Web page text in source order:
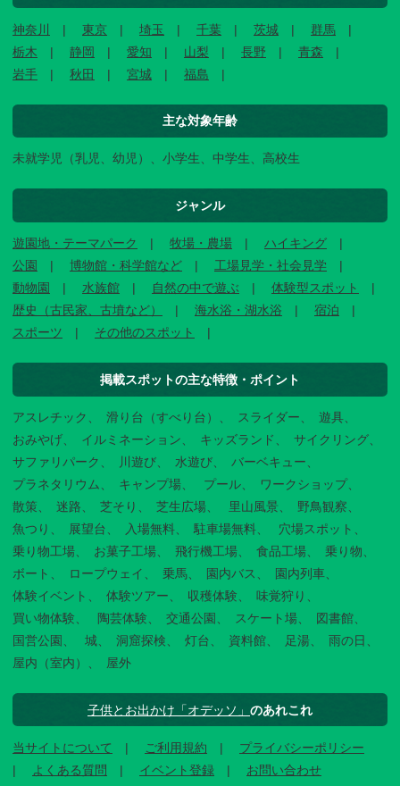
神奈川 東京 埼玉 千葉 茨城
群馬
栃木
静岡 愛知 山梨 長野
青森
岩手
秋田 宮城 福島
主な対象年齢
未就学児（乳児、幼児）、小学生、中学生、高校生
ジャンル
遊園地・テーマパーク 牧場・農場
ハイキング
公園
博物館・科学館など
工場見学・社会見学
動物園
水族館 自然の中で遊ぶ
体験型スポット
歴史（古民家、古墳など）
海水浴・湖水浴
宿泊
スポーツ
その他のスポット
掲載スポットの主な特徴・ポイント
アスレチック 滑り台（すべり台） スライダー
遊具
おみやげ
イルミネーション キッズランド
サイクリング
サファリパーク
川遊び 水遊び
バーベキュー
プラネタリウム
キャンプ場 プール
ワークショップ
散策
迷路 芝そり 芝生広場 里山風景
野鳥観察
魚つり
展望台 入場無料 駐車場無料
穴場スポット
乗り物工場
お菓子工場 飛行機工場 食品工場
乗り物
ボート
ロープウェイ 乗馬 園内バス
園内列車
体験イベント
体験ツアー 収穫体験
味覚狩り
買い物体験
陶芸体験 交通公園 スケート場
図書館
国営公園
城 洞窟探検 灯台 資料館 足湯
雨の日
屋内（室内）
屋外
子供とお出かけ「オデッソ」 のあれこれ
当サイトについて ご利用規約
プライバシーポリシー
よくある質問
イベント登録 お問い合わせ